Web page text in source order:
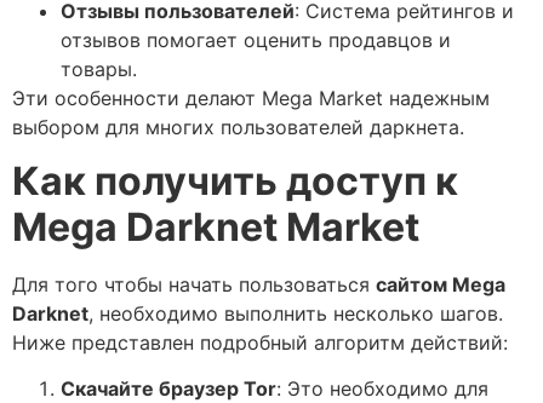
Отзывы пользователей: Система рейтингов и
отзывов помогает оценить продавцов и
товары.
Эти особенности делают Mega Market надежным
выбором для многих пользователей даркнета.
Как получить доступ к
Mega Darknet Market
Для того чтобы начать пользоваться сайтом Mega
Darknet, необходимо выполнить несколько шагов.
Ниже представлен подробный алгоритм действий:
Скачайте браузер Tor: Это необходимо для